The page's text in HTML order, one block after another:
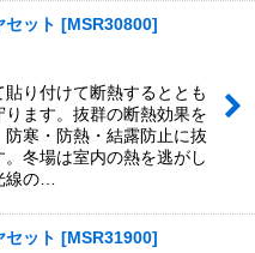
ット [MSR30800]
り付けて断熱するととも
ます。抜群の断熱効果を
寒・防熱・結露防止に抜
冬場は室内の熱を逃がし
線の…
ット [MSR31900]